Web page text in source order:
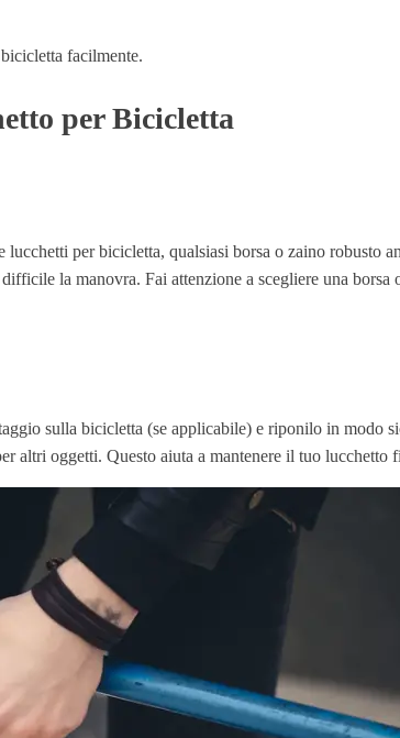
facilmente.
per Bicicletta
per bicicletta, qualsiasi borsa o zaino robusto
la manovra. Fai attenzione a scegliere una
sulla bicicletta (se applicabile) e riponilo in modo
altri oggetti. Questo aiuta a mantenere il tuo